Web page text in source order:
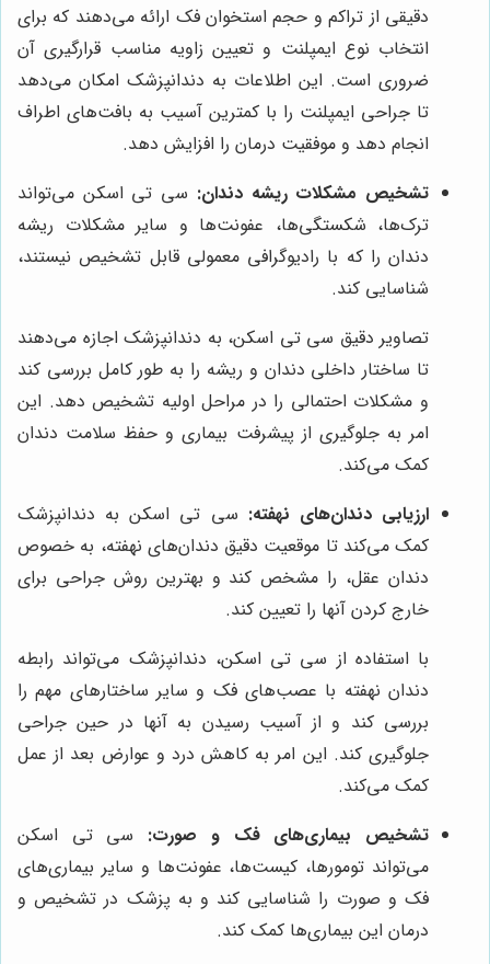
دقیقی از تراکم و حجم استخوان فک ارائه می‌دهند که برای
انتخاب نوع ایمپلنت و تعیین زاویه مناسب قرارگیری آن
ضروری است. این اطلاعات به دندانپزشک امکان می‌دهد
تا جراحی ایمپلنت را با کمترین آسیب به بافت‌های اطراف
انجام دهد و موفقیت درمان را افزایش دهد.
تشخیص مشکلات ریشه دندان: سی تی اسکن می‌تواند
ترک‌ها، شکستگی‌ها، عفونت‌ها و سایر مشکلات ریشه
دندان را که با رادیوگرافی معمولی قابل تشخیص نیستند،
شناسایی کند.
تصاویر دقیق سی تی اسکن، به دندانپزشک اجازه می‌دهند
تا ساختار داخلی دندان و ریشه را به طور کامل بررسی کند
و مشکلات احتمالی را در مراحل اولیه تشخیص دهد. این
امر به جلوگیری از پیشرفت بیماری و حفظ سلامت دندان
کمک می‌کند.
ارزیابی دندان‌های نهفته: سی تی اسکن به دندانپزشک
کمک می‌کند تا موقعیت دقیق دندان‌های نهفته، به خصوص
دندان عقل، را مشخص کند و بهترین روش جراحی برای
خارج کردن آنها را تعیین کند.
با استفاده از سی تی اسکن، دندانپزشک می‌تواند رابطه
دندان نهفته با عصب‌های فک و سایر ساختارهای مهم را
بررسی کند و از آسیب رسیدن به آنها در حین جراحی
جلوگیری کند. این امر به کاهش درد و عوارض بعد از عمل
کمک می‌کند.
تشخیص بیماری‌های فک و صورت: سی تی اسکن
می‌تواند تومورها، کیست‌ها، عفونت‌ها و سایر بیماری‌های
فک و صورت را شناسایی کند و به پزشک در تشخیص و
درمان این بیماری‌ها کمک کند.